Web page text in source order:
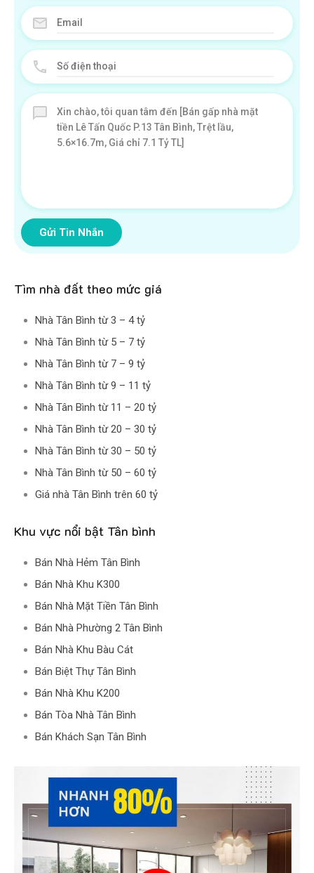
Gửi Tin Nhắn
Tìm nhà đất theo mức giá
Nhà Tân Bình từ 3 – 4 tỷ
Nhà Tân Bình từ 5 – 7 tỷ
Nhà Tân Bình từ 7 – 9 tỷ
Nhà Tân Bình từ 9 – 11 tỷ
Nhà Tân Bình từ 11 – 20 tỷ
Nhà Tân Bình từ 20 – 30 tỷ
Nhà Tân Bình từ 30 – 50 tỷ
Nhà Tân Bình từ 50 – 60 tỷ
Giá nhà Tân Bình trên 60 tỷ
Khu vực nổi bật Tân bình
Bán Nhà Hẻm Tân Bình
Bán Nhà Khu K300
Bán Nhà Mặt Tiền Tân Bình
Bán Nhà Phường 2 Tân Bình
Bán Nhà Khu Bàu Cát
Bán Biệt Thự Tân Bình
Bán Nhà Khu K200
Bán Tòa Nhà Tân Bình
Bán Khách Sạn Tân Bình